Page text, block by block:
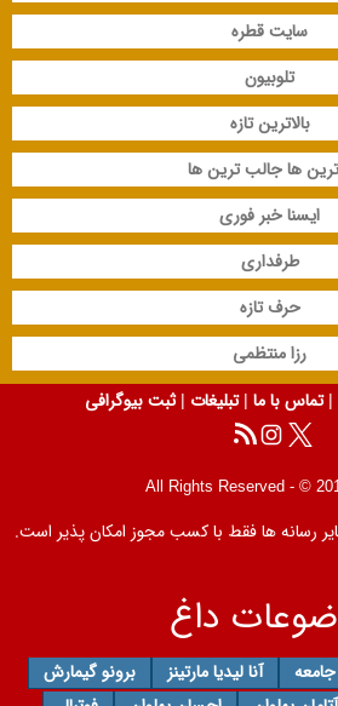
سایت قطره
تلوبیون
بالاترین تازه
ها جالب ترین ها
ایسنا خبر فوری
طرفداری
حرف تازه
رزا منتظمی
| تماس با ما | تبلیغات | ثبت بیوگرافی
All Rights Reserved - ©
رسانه ها فقط با کسب مجوز امکان پذیر است.
داغ
جامعه آنا لیدیا مارتینز
برونو گیمارش